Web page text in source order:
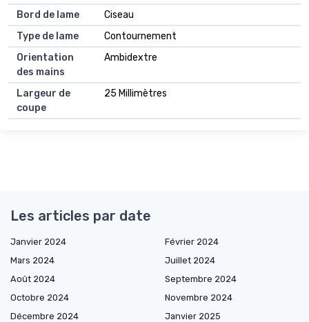
Bord de lame
Ciseau
Type de lame
Contournement
Orientation
des mains
Ambidextre
Largeur de
coupe
25 Millimètres
Les articles par date
Janvier 2024
Février 2024
Mars 2024
Juillet 2024
Août 2024
Septembre 2024
Octobre 2024
Novembre 2024
Décembre 2024
Janvier 2025